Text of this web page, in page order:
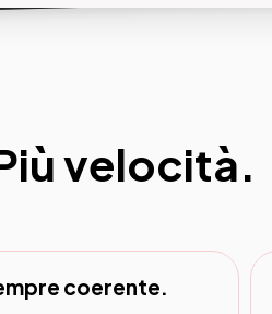
velocità.
coerente.